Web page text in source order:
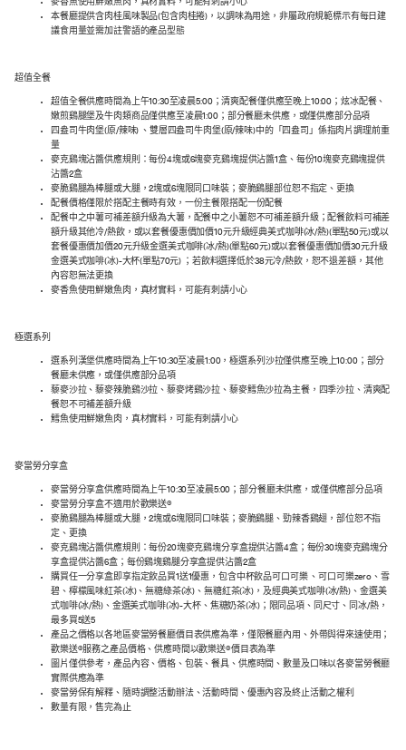
麥香魚使用鮮嫩魚肉，真材實料，可能有刺請小心
本餐廳提供含肉桂風味製品(包含肉桂捲)，以調味為用途，非屬政府規範標示有每日建
議食用量並需加註警語的產品型態
超值全餐
超值全餐供應時間為上午10:30至凌晨5:00；清爽配餐僅供應至晚上10:00；炫冰配餐、
嫩煎鷄腿堡及牛肉類商品僅供應至凌晨1:00；部分餐廳未供應，或僅供應部分品項
四盎司牛肉堡(原/辣味) 、雙層四盎司牛肉堡(原/辣味)中的「四盎司」係指肉片調理前重
量
麥克鷄塊沾醬供應規則：每份4塊或6塊麥克鷄塊提供沾醬1盒、每份10塊麥克鷄塊提供
沾醬2盒
麥脆鷄腿為棒腿或大腿，2塊或6塊限同口味裝；麥脆鷄腿部位恕不指定、更換
配餐價格僅限於搭配主餐時有效，一份主餐限搭配一份配餐
配餐中之中薯可補差額升級為大薯，配餐中之小薯恕不可補差額升級；配餐飲料可補差
額升級其他冷/熱飲，或以套餐優惠價加價10元升級經典美式咖啡(冰/熱)(單點50元)或以
套餐優惠價加價20元升級金選美式咖啡(冰/熱)(單點60元)或以套餐優惠價加價30元升級
金選美式咖啡(冰)-大杯(單點70元) ；若飲料選擇低於38元冷/熱飲，恕不退差額，其他
內容恕無法更換
麥香魚使用鮮嫩魚肉，真材實料，可能有刺請小心
極選系列
選系列漢堡供應時間為上午10:30至凌晨1:00，極選系列沙拉僅供應至晚上10:00；部分
餐廳未供應，或僅供應部分品項
藜麥沙拉、藜麥辣脆鷄沙拉、藜麥烤鷄沙拉、藜麥鱈魚沙拉為主餐，四季沙拉、清爽配
餐恕不可補差額升級
鱈魚使用鮮嫩魚肉，真材實料，可能有刺請小心
麥當勞分享盒
麥當勞分享盒供應時間為上午10:30至凌晨5:00；部分餐廳未供應，或僅供應部分品項
麥當勞分享盒不適用於歡樂送®
麥脆鷄腿為棒腿或大腿，2塊或6塊限同口味裝；麥脆鷄腿、勁辣香鷄翅，部位恕不指
定、更換
麥克鷄塊沾醬供應規則：每份20塊麥克鷄塊分享盒提供沾醬4盒；每份30塊麥克鷄塊分
享盒提供沾醬6盒；每份鷄塊鷄腿分享盒提供沾醬2盒
購買任一分享盒即享指定飲品買1送1優惠，包含中杯飲品可口可樂 、可口可樂zero、雪
碧、檸檬風味紅茶(冰)、無糖綠茶(冰)、無糖紅茶(冰)，及經典美式咖啡(冰/熱)、金選美
式咖啡(冰/熱)、金選美式咖啡(冰)-大杯、焦糖奶茶(冰)；限同品項、同尺寸、同冰/熱，
最多買5送5
產品之價格以各地區麥當勞餐廳價目表供應為準，僅限餐廳內用、外帶與得來速使用；
歡樂送®服務之產品價格、供應時間以歡樂送®價目表為準
圖片僅供參考，產品內容、價格、包裝、餐具、供應時間、數量及口味以各麥當勞餐廳
實際供應為準
麥當勞保有解釋、隨時調整活動辦法、活動時間、優惠內容及終止活動之權利
數量有限，售完為止